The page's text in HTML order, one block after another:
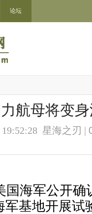
论坛
航母将变
19:52:28 星海之刃 |
国海军公开确
基地开展试